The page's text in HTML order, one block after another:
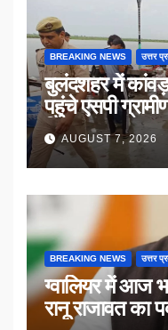
BREAKING NEWS उत्तर
बुलंदशहर में
पहुंचे एसपी
किया संवाद
AUGUST 7, 2026
BREAKING NEWS उत्तर
ग्वालियर में आज
रानू राजावत का